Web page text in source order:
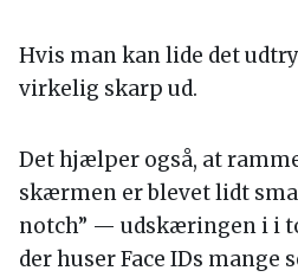
Hvis man kan lide det
virkelig skarp ud.
Det hjælper også, at
skærmen er blevet lidt
notch” — udskæringen i i
der huser Face IDs